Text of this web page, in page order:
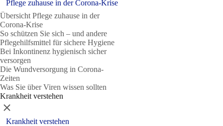
Pflege zuhause in der Corona-Krise
Übersicht Pflege zuhause in der
Corona-Krise
So schützen Sie sich – und andere
Pflegehilfsmittel für sichere Hygiene
Bei Inkontinenz hygienisch sicher
versorgen
Die Wundversorgung in Corona-
Zeiten
Was Sie über Viren wissen sollten
Krankheit verstehen
Schließen
Krankheit verstehen